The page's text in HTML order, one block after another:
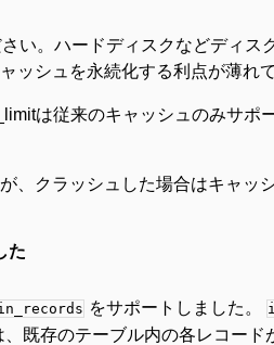
い。ハードディスクなどディス
ッシュを永続化する利点が薄れ
は従来のキャッシュのみサポ
、クラッシュした場合はキャッ
た
をサポートしました。
既存のテーブル内の各レコード